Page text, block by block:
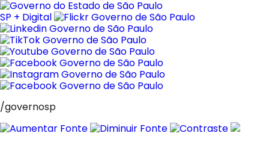
Pular
para
o
conteúdo
SP + Digital
/governosp